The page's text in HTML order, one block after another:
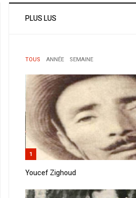
PLUS LUS
TOUS ANNÉE SEMAINE
1
Youcef Zighoud